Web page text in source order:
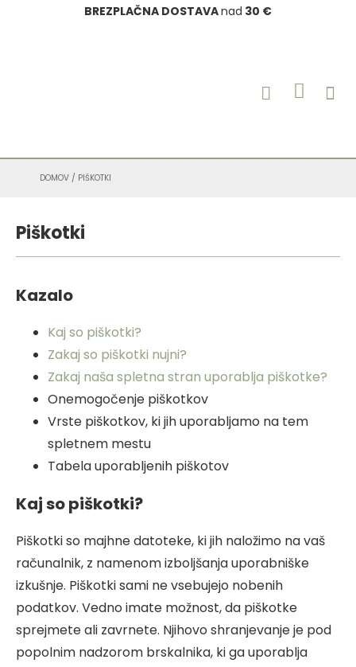
BREZPLAČNA DOSTAVAnad 30 €
DOMOV / PIŠKOTKI
Piškotki
Kazalo
Kaj so piškotki?
Zakaj so piškotki nujni?
Zakaj naša spletna stran uporablja piškotke?
Onemogočenje piškotkov
Vrste piškotkov, ki jih uporabljamo na tem
spletnem mestu
Tabela uporabljenih piškotov
Kaj so piškotki?
Piškotki so majhne datoteke, ki jih naložimo na vaš
računalnik, z namenom izboljšanja uporabniške
izkušnje. Piškotki sami ne vsebujejo nobenih
podatkov. Vedno imate možnost, da piškotke
sprejmete ali zavrnete. Njihovo shranjevanje je pod
popolnim nadzorom brskalnika, ki ga uporablja